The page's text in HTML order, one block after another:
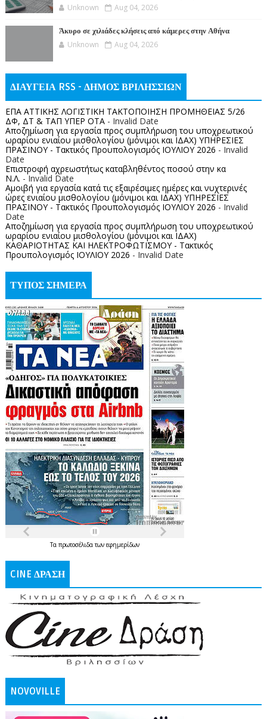
Unknown Aug 04, 2026
Άκυρο σε χιλιάδες κλήσεις από κάμερες στην Αθήνα
Unknown Aug 04, 2026
ΔΙΑΥΓΕΙΑ RSS - ΔΗΜΟΣ ΒΡΙΛΗΣΣΙΩΝ
ΕΠΑ ΑΤΤΙΚΗΣ ΛΟΓΙΣΤΙΚΗ ΤΑΚΤΟΠΟΙΗΣΗ ΠΡΟΜΗΘΕΙΑΣ 5/26
ΔΦ, ΔΤ & ΤΑΠ ΥΠΕΡ ΟΤΑ- Invalid Date
Αποζημίωση για εργασία προς συμπλήρωση του υποχρεωτικού
ωραρίου ενιαίου μισθολογίου (μόνιμοι και ΙΔΑΧ) ΥΠΗΡΕΣΙΕΣ
ΠΡΑΣΙΝΟΥ - Τακτικός Προυπολογισμός ΙΟΥΛΙΟΥ 2026 - Invalid
Date
Επιστροφή αχρεωστήτως καταβληθέντος ποσoύ στην κα
Ν.Λ. - Invalid Date
Αμοιβή για εργασία κατά τις εξαιρέσιμες ημέρες και νυχτερινές
ώρες ενιαίου μισθολογίου (μόνιμοι και ΙΔΑΧ) ΥΠΗΡΕΣΙΕΣ
ΠΡΑΣΙΝΟΥ - Τακτικός Προυπολογισμός ΙΟΥΛΙΟΥ 2026 - Invalid
Date
Αποζημίωση για εργασία προς συμπλήρωση του υποχρεωτικού
ωραρίου ενιαίου μισθολογίου (μόνιμοι και ΙΔΑΧ)
ΚΑΘΑΡΙΟΤΗΤΑΣ ΚΑΙ ΗΛΕΚΤΡΟΦΩΤΙΣΜΟΥ - Τακτικός
Προυπολογισμός ΙΟΥΛΙΟΥ 2026 - Invalid Date
ΤΥΠΟΣ ΣΗΜΕΡΑ
Τα πρωτοσέλιδατων εφημερίδων
CINE ΔΡΑΣΗ
NOVOVILLE